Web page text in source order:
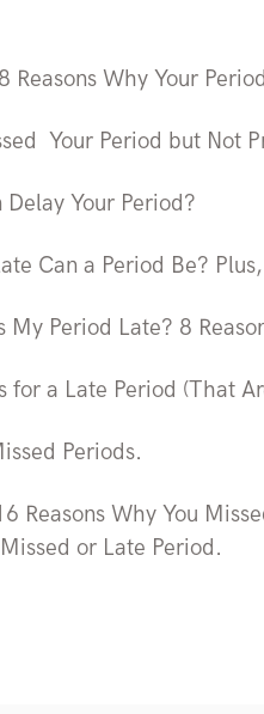
Why Your
Your Period but Not
Your Period?
Can a Period Be?
Period Late? 8
for a Late Period (That
Periods.
Reasons Why You
or Late Period.